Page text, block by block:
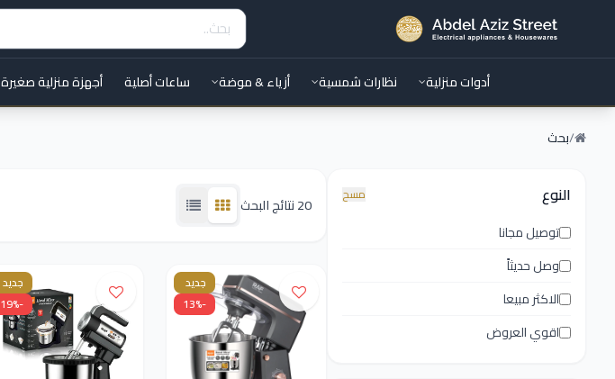
أدوات منزلية نظارات شمسية أزياء & موضة ساعات أصلية أجهزة منزلية صغيرة
/بحث
النوع مسح
توصيل مجانا
وصل حديثاً
الاكثر مبيعا
اقوي العروض
20 نتائج البحث
جديد
-13%
جديد
-19%